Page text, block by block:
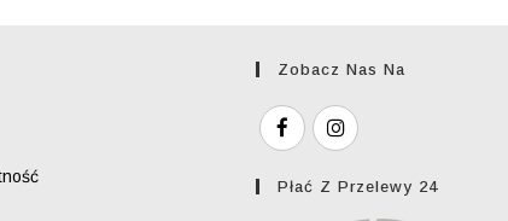
Zobacz Nas Na
Płać Z Przelewy 24